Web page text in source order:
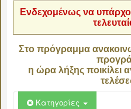
Ενδεχομένως να
Στο πρόγραμμα
η ώρα λήξης ποικίλει
Κατηγορίες
06:00